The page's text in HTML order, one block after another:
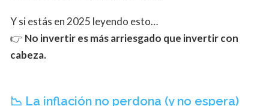
Y si estás en 2025 leyendo esto…
👉 No invertir es más arriesgado que invertir con
cabeza.
📉 La inflación no perdona (y no espera)